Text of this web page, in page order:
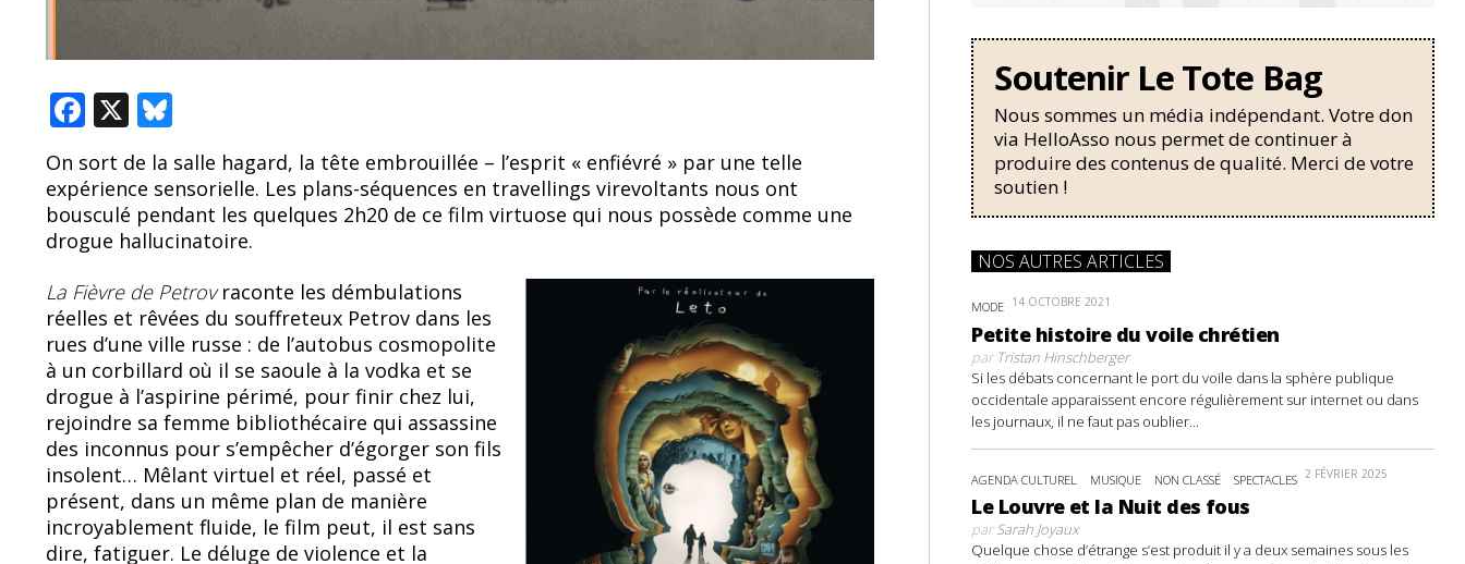
F
ac
e
b
o
o
k
X
e
sk
y
On sort de la salle hagard, la tête embrouillée – l’esprit « enfiévré » par une telle
expérience sensorielle. Les plans-séquences en travellings virevoltants nous ont
bousculé pendant les quelques 2h20 de ce film virtuose qui nous possède comme une
drogue hallucinatoire.
La Fièvre de Petrovraconte les démbulations
réelles et rêvées du souffreteux Petrov dans les
rues d’une ville russe : de l’autobus cosmopolite
à un corbillard où il se saoule à la vodka et se
drogue à l’aspirine périmé, pour finir chez lui,
rejoindre sa femme bibliothécaire qui assassine
des inconnus pour s’empêcher d’égorger son fils
insolent… Mêlant virtuel et réel, passé et
présent, dans un même plan de manière
incroyablement fluide, le film peut, il est sans
dire, fatiguer. Le déluge de violence et la
Soutenir Le Tote Bag
Nous sommes un média indépendant. Votre don
via HelloAsso nous permet de continuer à
produire des contenus de qualité. Merci de votre
soutien !
NOS AUTRES ARTICLES
MODE 14 OCTOBRE 2021
Petite histoire du voile chrétien
parTristan Hinschberger
Si les débats concernant le port du voile dans la sphère publique
occidentale apparaissent encore régulièrement sur internet ou dans
les journaux, il ne faut pas oublier...
AGENDA CULTUREL MUSIQUE NON CLASSÉ SPECTACLES 2 FÉVRIER 2025
Le Louvre et la Nuit des fous
parSarah Joyaux
Quelque chose d’étrange s’est produit il y a deux semaines sous les